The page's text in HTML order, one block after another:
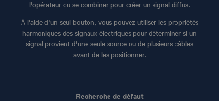
l'opérateur ou se combiner pour créer un signal diffus.
À l'aide d'un seul bouton, vous pouvez utiliser les propriétés
harmoniques des signaux électriques pour déterminer si un
signal provient d'une seule source ou de plusieurs câbles
avant de les positionner.
Recherche de défaut